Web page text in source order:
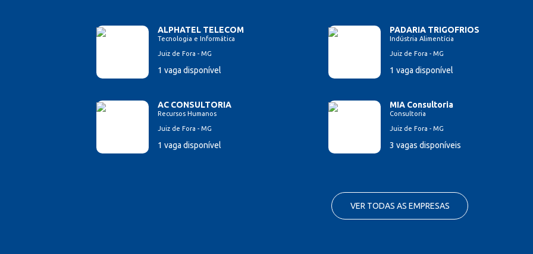
ALPHATEL TELECOM
Tecnologia e Informática
Juiz de Fora - MG
1 vaga disponível
PADARIA TRIGOFRIOS
Indústria Alimentícia
Juiz de Fora - MG
1 vaga disponível
AC CONSULTORIA
Recursos Humanos
Juiz de Fora - MG
1 vaga disponível
MIA Consultoria
Consultoria
Juiz de Fora - MG
3 vagas disponíveis
VER TODAS AS EMPRESAS